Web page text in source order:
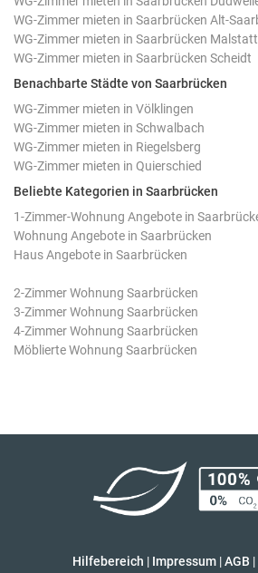
WG-Zimmer mieten in Saarbrücken Alt-
WG-Zimmer mieten in Saarbrücken Malstatt
WG-Zimmer mieten in Saarbrücken Scheidt
Benachbarte Städte von Saarbrücken
WG-Zimmer mieten in Völklingen
WG-Zimmer mieten in Schwalbach
WG-Zimmer mieten in Riegelsberg
WG-Zimmer mieten in Quierschied
Beliebte Kategorien in Saarbrücken
1-Zimmer-Wohnung Angebote in
Wohnung Angebote in Saarbrücken
Haus Angebote in Saarbrücken
2-Zimmer Wohnung Saarbrücken
3-Zimmer Wohnung Saarbrücken
4-Zimmer Wohnung Saarbrücken
Möblierte Wohnung Saarbrücken
Hilfebereich | Impressum |AGB |